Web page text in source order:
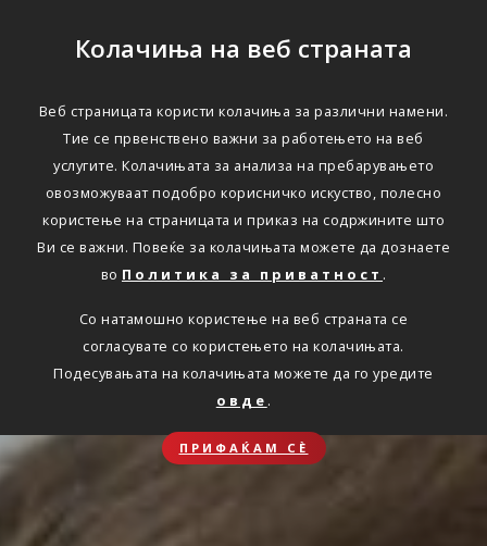
Колачиња на веб страната
Веб страницата користи колачиња за различни намени.
Тие се првенствено важни за работењето на веб
услугите. Колачињата за анализа на пребарувањето
овозможуваат подобро корисничко искуство, полесно
користење на страницата и приказ на содржините што
Ви се важни. Повеќе за колачињата можете да дознаете
во Политика за приватност .
Со натамошно користење на веб страната се
согласувате со користењето на колачињата.
Подесувањата на колачињата можете да го уредите
овде .
ПРИФАЌАМ СЀ